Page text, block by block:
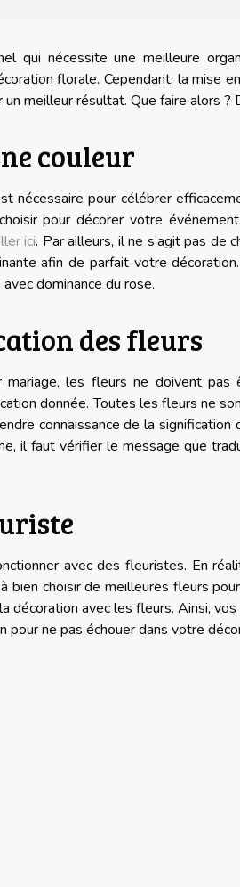
qui nécessite une meilleure
florale. Cependant, la mise
meilleur résultat. Que faire alors ?
couleur
nécessaire pour célébrer
pour décorer votre
ici. Par ailleurs, il ne s’agit pas de
afin de parfait votre
dominance du rose.
des fleurs
les fleurs ne doivent pas
donnée. Toutes les fleurs ne
connaissance de la
il faut vérifier le message que
avec des fleuristes. En
bien choisir de meilleures fleurs
décoration avec les fleurs. Ainsi,
ne pas échouer dans votre